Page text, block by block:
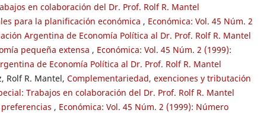
en colaboración del Dr. Prof. Rolf R. Mantel
para la planificación económica , Económica: Vol. 45 Núm. 2
Argentina de Economía Política al Dr. Prof. Rolf R. Mantel
pequeña extensa , Económica: Vol. 45 Núm. 2 (1999):
de Economía Política al Dr. Prof. Rolf R. Mantel
Rolf R. Mantel, Complementariedad, exenciones y tributación
Trabajos en colaboración del Dr. Prof. Rolf R. Mantel
, Económica: Vol. 45 Núm. 2 (1999): Número